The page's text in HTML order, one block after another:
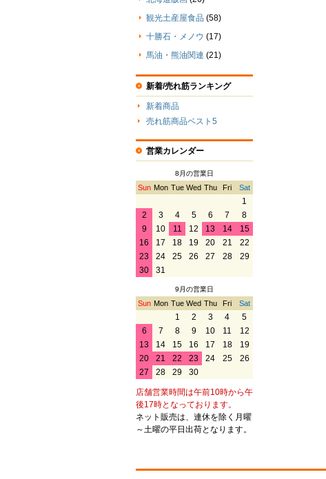
観光土産屋食品 (58)
十勝石・メノウ (17)
馬油・熊油関連 (21)
新着/売れ筋ランキング
新着商品
売れ筋商品ベスト5
営業カレンダー
8月の営業日
Sun Mon Tue Wed Thu Fri Sat
1
2
3 4 5 6 7
8
9
10 11 12 13 14
15
16
17 18 19 20 21
22
23
24 25 26 27 28
29
30
31
9月の営業日
Sun Mon Tue Wed Thu Fri Sat
1 2 3 4
5
6
7 8 9 10 11
12
13
14 15 16 17 18
19
20
21 22 23 24 25
26
27
28 29 30
店舗営業時間は午前10時から午
後17時となっております。
ネット販売は、連休を除く月曜
～土曜の平日出荷となります。